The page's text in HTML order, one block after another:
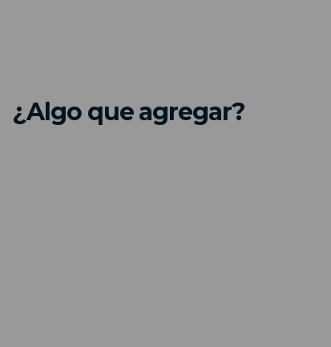
¿Algo que agregar?